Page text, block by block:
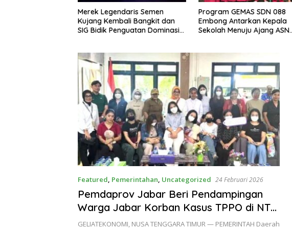
Merek Legendaris Semen
Kujang Kembali Bangkit dan
SIG Bidik Penguatan Dominasi
Program GEMAS SDN 088
Embong Antarkan Kepala
Sekolah Menuju Ajang ASN
Featured, Pemerintahan, Uncategorized 24 Februari 2026
Pemdaprov Jabar Beri Pendampingan
Warga Jabar Korban Kasus TPPO di NTT,
TPPO,
GELIATEKONOMI, NUSA TENGGARA TIMUR — PEMERINTAH Daerah